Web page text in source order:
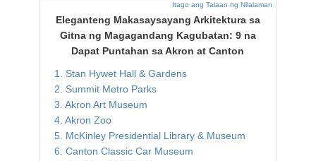
Itago ang Talaan ng Nilalaman
Eleganteng Makasaysayang Arkitektura sa
Gitna ng Magagandang Kagubatan: 9 na
Dapat Puntahan sa Akron at Canton
1. Stan Hywet Hall & Gardens
2. Summit Metro Parks
3. Akron Art Museum
4. Akron Zoo
5. McKinley Presidential Library & Museum
6. Canton Classic Car Museum